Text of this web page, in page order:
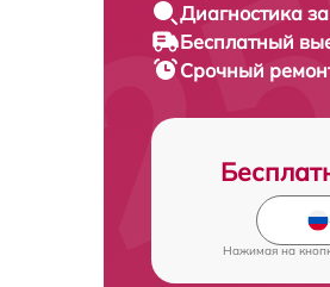
Диагностика
Бесплатный
Срочный
Нажимая на